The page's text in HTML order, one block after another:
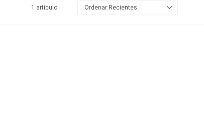
1 artículo Recientes